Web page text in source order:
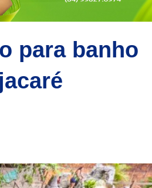
para banho